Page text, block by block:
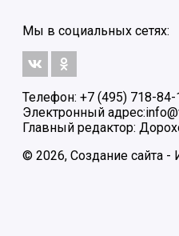
Мы в социальных сетях:
Телефон: +7 (495) 718-84-
Электронный адрес:
Главный редактор:
© 2026, Создание сайта -